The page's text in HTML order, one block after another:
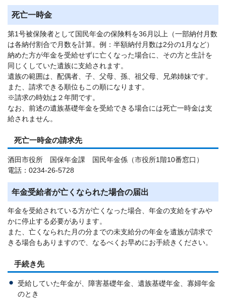
死亡一時金
第1号被保険者として国民年金の保険料を36月以上（一部納付月数
は各納付割合で月数を計算。例：半額納付月数は2分の1月など）
納めた方が年金を受給せずに亡くなった場合に、その方と生計を
同じくしていた遺族に支給されます。
遺族の範囲は、配偶者、子、父母、孫、祖父母、兄弟姉妹です。
また、請求できる順位もこの順になります。
※請求の時効は２年間です。
なお、前述の遺族基礎年金を受給できる場合には死亡一時金は支
給されません。
死亡一時金の請求先
酒田市役所 国保年金課 国民年金係（市役所1階10番窓口）
電話：0234-26-5728
年金受給者が亡くなられた場合の届出
年金を受給されている方が亡くなった場合、年金の支給をすみや
かに停止する必要があります。
また、亡くなられた月の分までの未支給分の年金を遺族が請求で
きる場合もありますので、なるべくお早めにお手続きください。
手続き先
受給していた年金が、障害基礎年金、遺族基礎年金、寡婦年金
のとき